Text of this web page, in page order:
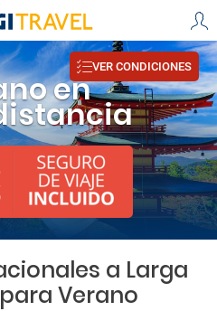
en
VER CONDICIONES
a Larga
Verano